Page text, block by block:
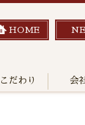
HOME
だわり 会